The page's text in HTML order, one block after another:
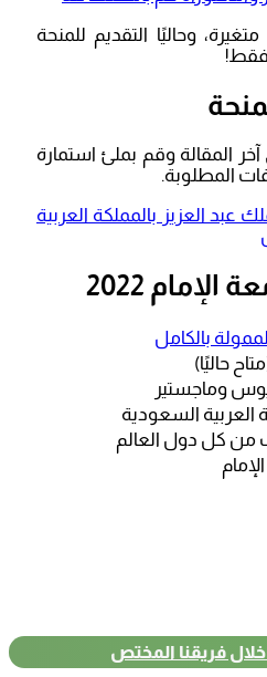
وحاليًا التقديم للمنحة
فقط!
المقالة وقم بملئ استمارة
المطلوبة.
عبد العزيز بالمملكة العربية
2022
بالكامل
حاليًا)
وماجستير
العربية السعودية
من كل دول العالم
فريقنا المختص